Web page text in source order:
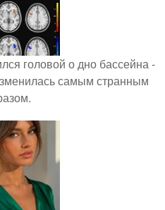
головой о дно бассейна -
самым странным